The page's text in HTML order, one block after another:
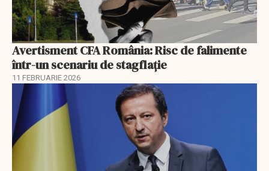
Avertisment CFA România: Risc de falimente
într-un scenariu de stagflație
11 FEBRUARIE 2026
EXCLUSIV